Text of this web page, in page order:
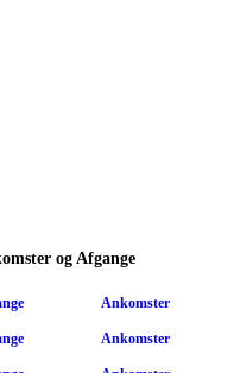
og Afgange
Ankomster
Ankomster